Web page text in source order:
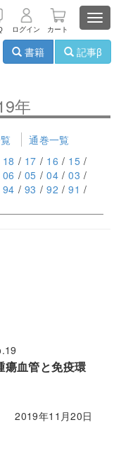
ログイン カート
書籍
記事β
年
通巻一覧
18 / 17 / 16 / 15 /
06 / 05 / 04 / 03 /
94 / 93 / 92 / 91 /
血管と免疫環
2019年11月20日